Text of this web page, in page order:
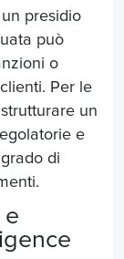
presidio
può
o
Per le
un
e
di
e